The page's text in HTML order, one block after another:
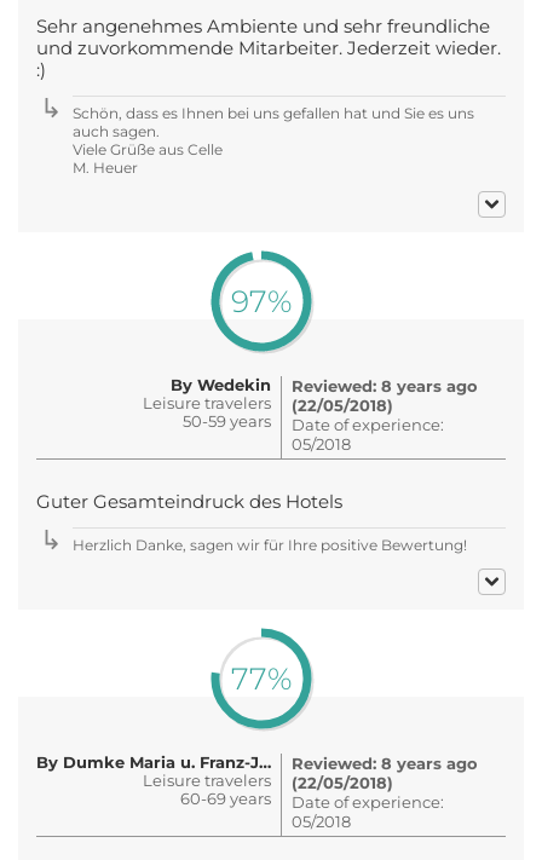
Sehr angenehmes Ambiente und sehr freundliche
und zuvorkommende Mitarbeiter. Jederzeit wieder.
:)
Schön, dass es Ihnen bei uns gefallen hat und Sie es uns
auch sagen.
Viele Grüße aus Celle
M. Heuer
97%
By Wedekin
Leisure travelers
50-59 years
Reviewed: 8 years ago
(22/05/2018)
Date of experience:
05/2018
Guter Gesamteindruck des Hotels
Herzlich Danke, sagen wir für Ihre positive Bewertung!
77%
By Dumke Maria u. Franz-Josef Spi..
Leisure travelers
60-69 years
Reviewed: 8 years ago
(22/05/2018)
Date of experience:
05/2018